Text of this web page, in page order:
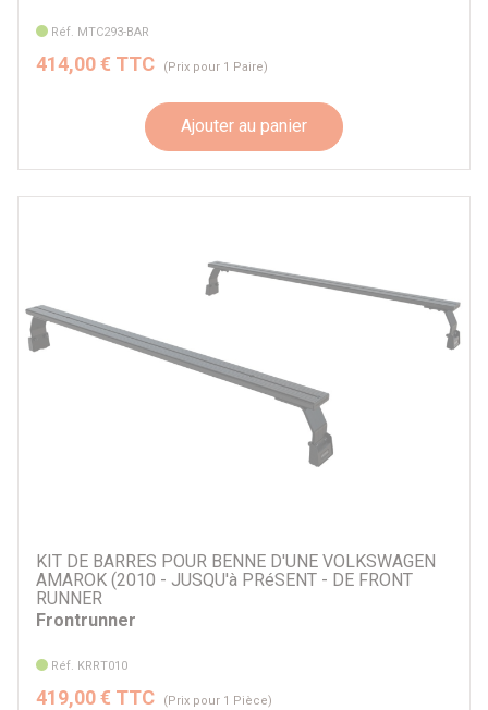
Réf. MTC293-BAR
414,00 € TTC (Prix pour 1 Paire)
Ajouter au panier
KIT DE BARRES POUR BENNE D'UNE VOLKSWAGEN
AMAROK (2010 - JUSQU'à PRéSENT - DE FRONT
RUNNER
Frontrunner
Réf. KRRT010
419,00 € TTC (Prix pour 1 Pièce)